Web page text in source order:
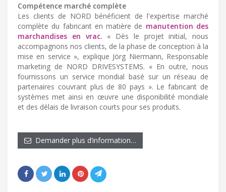
Compétence marché complète
Les clients de NORD bénéficient de l'expertise marché
complète du fabricant en matière de manutention des
marchandises en vrac. « Dès le projet initial, nous
accompagnons nos clients, de la phase de conception à la
mise en service », explique Jörg Niermann, Responsable
marketing de NORD DRIVESYSTEMS. « En outre, nous
fournissons un service mondial basé sur un réseau de
partenaires couvrant plus de 80 pays ». Le fabricant de
systèmes met ainsi en œuvre une disponibilité mondiale
et des délais de livraison courts pour ses produits.
Demander plus d’information…